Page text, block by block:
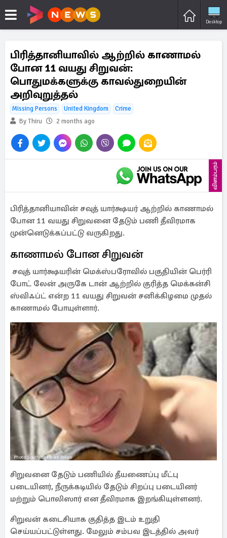
Desktop
பிரித்தானியாவில் ஆற்றில் காணாமல்
போன 11 வயது சிறுவன்:
பொதுமக்களுக்கு காவல்துறையின்
அறிவுறுத்தல்
Missing Persons United Kingdom
Crime
By Thiru
2 months ago
விளம்பரம்
பிரித்தானியாவின் சவுத் யார்க்ஷயர் ஆற்றில் காணாமல்
போன 11 வயது சிறுவனை தேடும் பணி தீவிரமாக
முன்னெடுக்கப்பட்டு வருகிறது.
காணாமல் போன சிறுவன்
சவுத் யார்க்ஷயரின் மெக்ஸ்பரோவில் பகுதியின் பெர்ரி
போட் லேன் அருகே டான் ஆற்றில் குரித்த மெக்கன்சி
ஸ்விஃப்ட் என்ற 11 வயது சிறுவன் சனிக்கிழமை முதல்
காணாமல் போயுள்ளார்.
சிறுவனை தேடும் பணியில் தீயணைப்பு மீட்பு
படையினர், நீருக்கடியில் தேடும் சிறப்பு படையினர்
மற்றும் பொலிஸார் என தீவிரமாக இறங்கியுள்ளனர்.
சிறுவன் கடைசியாக குதித்த இடம் உறுதி
செய்யப்பட்டுள்ளது. மேலும் சம்பவ இடத்தில் அவர்